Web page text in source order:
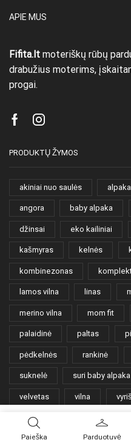
APIE MUS
Fifita.lt moteriškų rūbų
drabužius moterims,
progai.
FacebookInstagram
PRODUKTŲ ŽYMOS
akiniai nuo saulės alpaka
angora baby alpaka
džinsai eko kailiniai
kašmyras kelnės
kombinezonas
lamos vilna linas
merino vilna mom fit
palaidinė paltas
pėdkelnės rankinė
suknelė suri baby alpaka
velvetas vilna
šortai
Paieška Parduotuvė